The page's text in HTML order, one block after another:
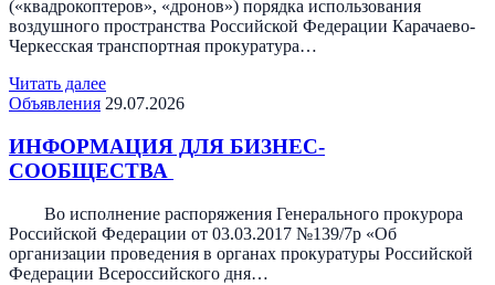
(«квадрокоптеров», «дронов») порядка использования
воздушного пространства Российской Федерации Карачаево-
Черкесская транспортная прокуратура…
Читать далее
Объявления 29.07.2026
ИНФОРМАЦИЯ ДЛЯ БИЗНЕС-
СООБЩЕСТВА
Во исполнение распоряжения Генерального прокурора
Российской Федерации от 03.03.2017 №139/7р «Об
организации проведения в органах прокуратуры Российской
Федерации Всероссийского дня…